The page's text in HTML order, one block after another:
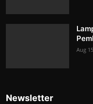
Aug
Newsletter